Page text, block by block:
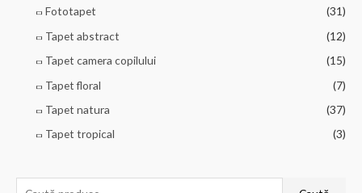
Fototapet
(31)
Tapet abstract
(12)
Tapet camera copilului
(15)
Tapet floral
(7)
Tapet natura
(37)
Tapet tropical
(3)